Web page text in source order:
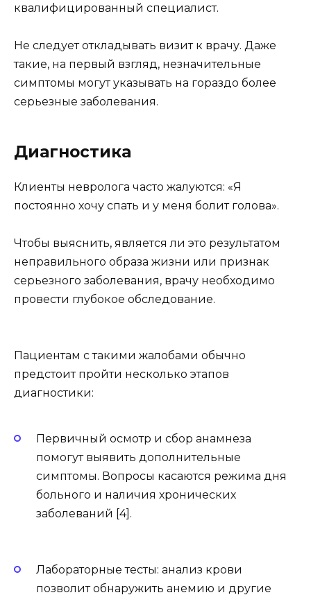
квалифицированный специалист.
Не следует откладывать визит к врачу. Даже
такие, на первый взгляд, незначительные
симптомы могут указывать на гораздо более
серьезные заболевания.
Диагностика
Клиенты невролога часто жалуются: «Я
постоянно хочу спать и у меня болит голова».
Чтобы выяснить, является ли это результатом
неправильного образа жизни или признак
серьезного заболевания, врачу необходимо
провести глубокое обследование.
Пациентам с такими жалобами обычно
предстоит пройти несколько этапов
диагностики:
Первичный осмотр и сбор анамнеза
помогут выявить дополнительные
симптомы. Вопросы касаются режима дня
больного и наличия хронических
заболеваний [4].
Лабораторные тесты: анализ крови
позволит обнаружить анемию и другие